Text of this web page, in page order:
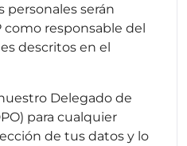
personales serán
como responsable del
descritos en el
Delegado de
para cualquier
de tus datos y lo